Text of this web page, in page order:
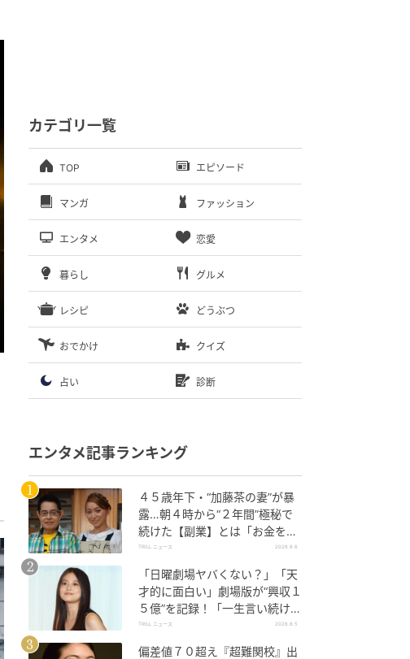
カテゴリ一覧
TOP エピソード
マンガ ファッション
エンタメ 恋愛
暮らし グルメ
レシピ どうぶつ
おでかけ クイズ
占い 診断
エンタメ記事ランキング
４５歳年下・“加藤茶の妻”が暴
露…朝４時から“２年間”極秘で
続けた【副業】とは「お金を稼
ぐのって大変」
TRILL ニュース 2026.8.6
「日曜劇場ヤバくない？」「天
才的に面白い」劇場版が“興収１
５億”を記録！「一生言い続け
る」放送後も続く“切望の声”
TRILL ニュース 2026.8.5
偏差値７０超え『超難関校』出